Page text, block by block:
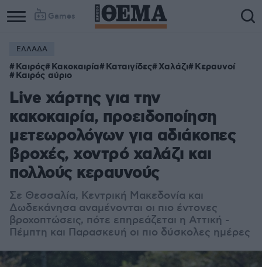
Games
ΕΛΛΑΔΑ
Καιρός Κακοκαιρία Καταιγίδες Χαλάζι Κεραυνοί
Καιρός αύριο
Live χάρτης για την
κακοκαιρία, προειδοποίηση
μετεωρολόγων για αδιάκοπες
βροχές, χοντρό χαλάζι και
πολλούς κεραυνούς
Σε Θεσσαλία, Κεντρική Μακεδονία και
Δωδεκάνησα αναμένονται οι πιο έντονες
βροχοπτώσεις, πότε επηρεάζεται η Αττική -
Πέμπτη και Παρασκευή οι πιο δύσκολες ημέρες